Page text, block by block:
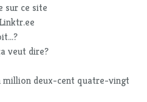
sur ce site
veut dire?
million deux-cent quatre-vingt